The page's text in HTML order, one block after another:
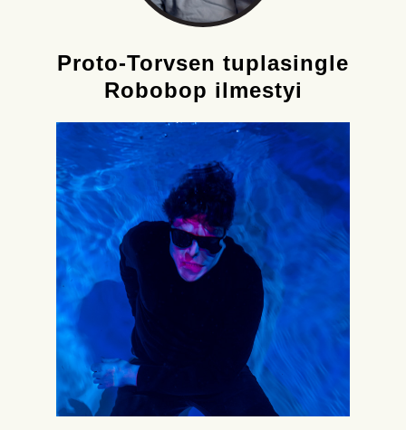
Proto-Torvsen tuplasingle
Robobop ilmestyi